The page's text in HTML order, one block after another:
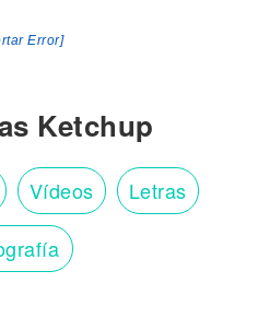
Error]
Ketchup
Vídeos Letras